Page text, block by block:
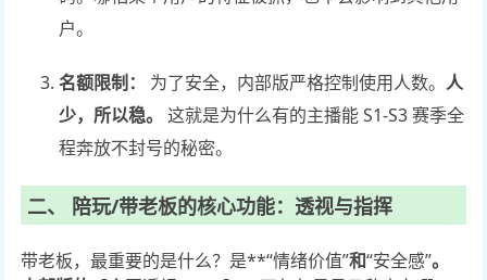
户。
名额限制： 为了安全，内部版严格控制使用人数。人
少，所以稳。 这就是为什么有的主播能 S1-S3 赛季全
程奔放不封号的秘密。
二、 陪玩/带老板的核心功能：透视与指挥
带老板，最重要的是什么？是**“情绪价值”和“安全感”。